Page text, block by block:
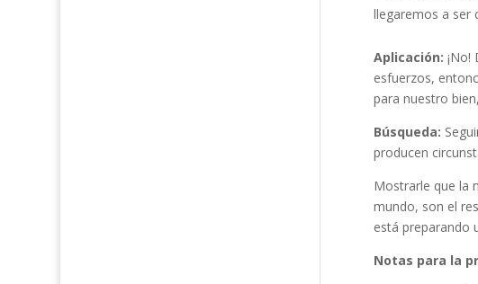
llegaremos a ser
Aplicación:
esfuerzos,
para nuestro
Búsqueda:
producen
Mostrarle que la
mundo, son el
está preparando
Notas para la